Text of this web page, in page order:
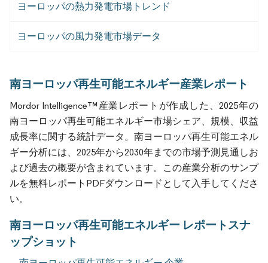
ヨーロッパの熱力発電市場トレンド
ヨーロッパの風力発電市場データ
南ヨーロッパ再生可能エネルギー産業レポート
Mordor Intelligence™産業レポートが作成した、2025年の
南ヨーロッパ再生可能エネルギー市場シェア、規模、収益
成長率に関する統計データ。南ヨーロッパ再生可能エネル
ギー分析には、2025年から2030年までの市場予測見通しお
よび過去の概要が含まれています。この産業分析のサンプ
ルを無料レポートPDFダウンロードとして入手してくださ
い。
南ヨーロッパ再生可能エネルギー レポートスナ
ップショット